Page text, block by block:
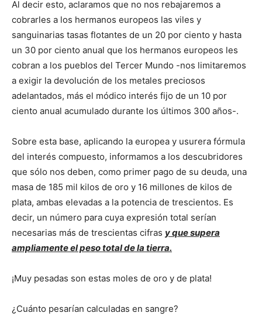
Al decir esto, aclaramos que no nos rebajaremos a
cobrarles a los hermanos europeos las viles y
sanguinarias tasas flotantes de un 20 por ciento y hasta
un 30 por ciento anual que los hermanos europeos les
cobran a los pueblos del Tercer Mundo -nos limitaremos
a exigir la devolución de los metales preciosos
adelantados, más el módico interés fijo de un 10 por
ciento anual acumulado durante los últimos 300 años-.
Sobre esta base, aplicando la europea y usurera fórmula
del interés compuesto, informamos a los descubridores
que sólo nos deben, como primer pago de su deuda, una
masa de 185 mil kilos de oro y 16 millones de kilos de
plata, ambas elevadas a la potencia de trescientos. Es
decir, un número para cuya expresión total serían
necesarias más de trescientas cifras y que supera
ampliamente el peso total de la tierra.
¡Muy pesadas son estas moles de oro y de plata!
¿Cuánto pesarían calculadas en sangre?